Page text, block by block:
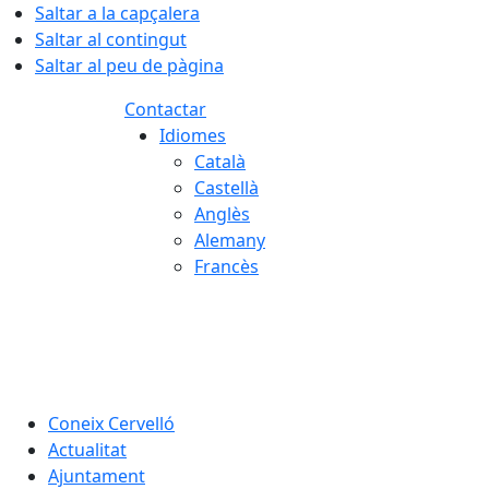
Saltar a la capçalera
Saltar al contingut
Saltar al peu de pàgina
Contactar
Idiomes
Català
Castellà
Anglès
Alemany
Francès
Coneix Cervelló
Actualitat
Ajuntament